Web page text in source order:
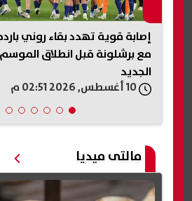
إصابة قوية تهدد بقاء روني
مع برشلونة قبل انطلاق الموسم
الجديد
مالتى ميديا